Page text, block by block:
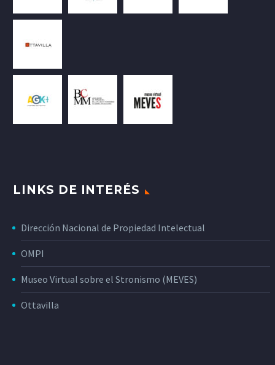
LINKS DE INTERÉS
Dirección Nacional de Propiedad Intelectual
OMPI
Museo Virtual sobre el Stronismo (MEVES)
Ottavilla